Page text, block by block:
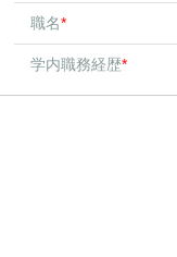
職名*
学内職務経歴*